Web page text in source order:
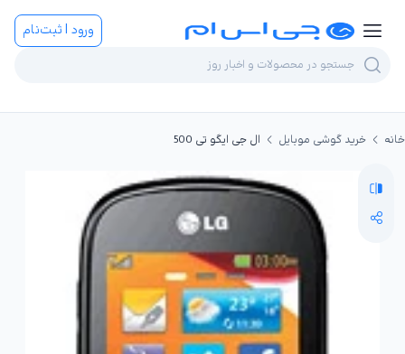
ورود | ثبت‌نام
خانه خرید گوشی موبایل ال جی ایگو تی 500